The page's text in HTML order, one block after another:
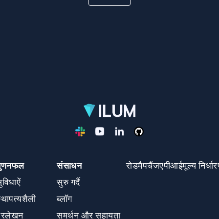
संसाधन
सुरु गर्दै
ब्लॉग
समर्थन और सहायता
रोडमैपचैंजएपीआईमूल्य